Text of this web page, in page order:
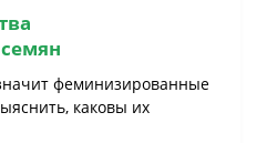
феминизированные
каковы их